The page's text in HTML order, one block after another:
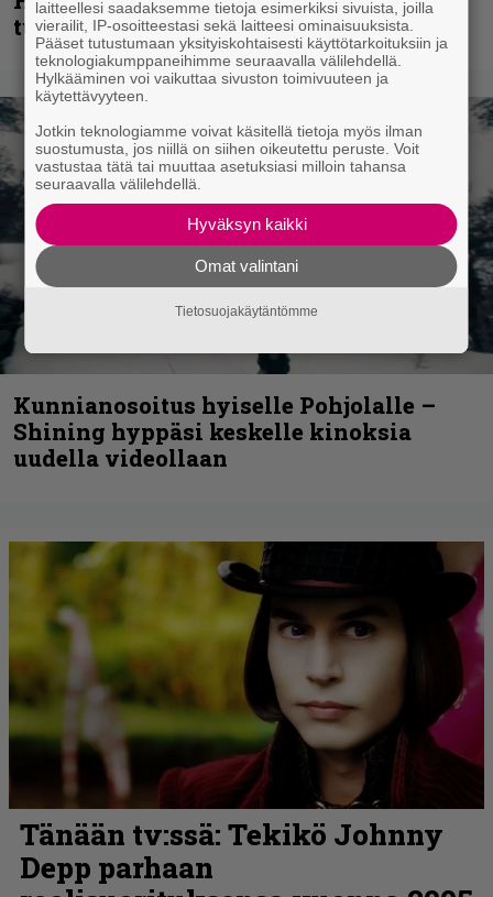
tulevalta soololevyltä
Kunnianosoitus hyiselle Pohjolalle –
Shining hyppäsi keskelle kinoksia
uudella videollaan
laitteellesi saadaksemme tietoja esimerkiksi sivuista, joilla
vierailit, IP-osoitteestasi sekä laitteesi ominaisuuksista.
Pääset tutustumaan yksityiskohtaisesti käyttötarkoituksiin ja
teknologiakumppaneihimme seuraavalla välilehdellä.
Hylkääminen voi vaikuttaa sivuston toimivuuteen ja
käytettävyyteen.
Jotkin teknologiamme voivat käsitellä tietoja myös ilman
suostumusta, jos niillä on siihen oikeutettu peruste. Voit
vastustaa tätä tai muuttaa asetuksiasi milloin tahansa
seuraavalla välilehdellä.
Hyväksyn kaikki
Omat valintani
Tietosuojakäytäntömme